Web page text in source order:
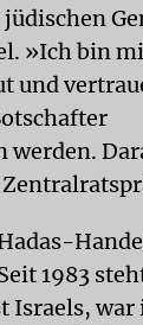
»Ich bin
und
werden.
1983
Israels, war